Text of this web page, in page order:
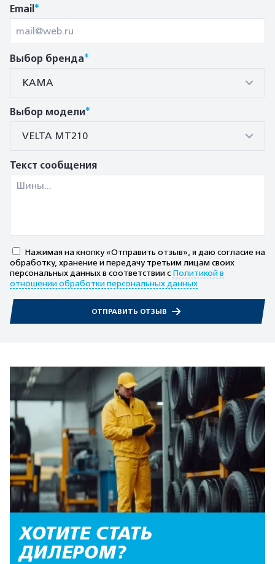
Email*
Выбор бренда*
КАМА
Выбор модели*
VELTA MT210
Текст сообщения
Нажимая на кнопку «Отправить отзыв», я даю согласие на
обработку, хранение и передачу третьим лицам своих
персональных данных в соответствии с Политикой в
отношении обработки персональных данных
ОТПРАВИТЬ ОТЗЫВ
ХОТИТЕ СТАТЬ
ДИЛЕРОМ?